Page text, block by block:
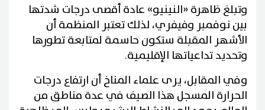
وتبلغ ظاهرة «النينيو» عادة أقصى درجات شدتها
بين نوفمبر وفيفري، لذلك تعتبر المنظمة أن
الأشهر المقبلة ستكون حاسمة لمتابعة تطورها
وتحديد تداعياتها الإقليمية.
وفي المقابل، يرى علماء المناخ أن ارتفاع درجات
الحرارة المسجل هذا الصيف في عدة مناطق من